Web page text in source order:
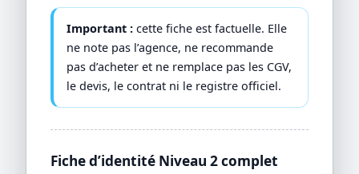
Important : cette fiche est factuelle. Elle
ne note pas l’agence, ne recommande
pas d’acheter et ne remplace pas les CGV,
le devis, le contrat ni le registre officiel.
Fiche d’identité Niveau 2 complet